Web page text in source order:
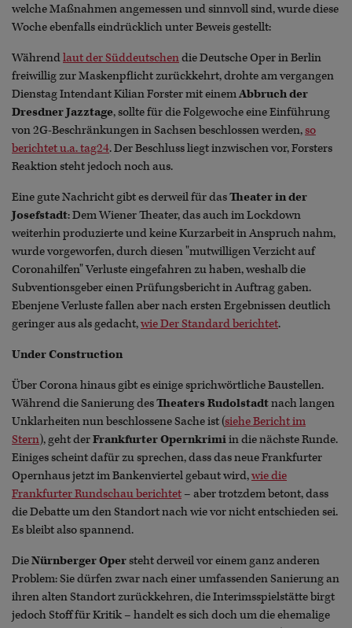
welche Maßnahmen angemessen und sinnvoll sind, wurde diese
Woche ebenfalls eindrücklich unter Beweis gestellt:
Währendlaut der Süddeutschendie Deutsche Oper in Berlin
freiwillig zur Maskenpflicht zurückkehrt, drohte am vergangen
Dienstag Intendant Kilian Forster mit einemAbbruch der
Dresdner Jazztage, sollte für die Folgewoche eine Einführung
von 2G-Beschränkungen in Sachsen beschlossen werden,so
berichtet u.a. tag24. Der Beschluss liegt inzwischen vor, Forsters
Reaktion steht jedoch noch aus.
Eine gute Nachricht gibt es derweil für dasTheater in der
Josefstadt: Dem Wiener Theater, das auch im Lockdown
weiterhin produzierte und keine Kurzarbeit in Anspruch nahm,
wurde vorgeworfen, durch diesen "mutwilligen Verzicht auf
Coronahilfen" Verluste eingefahren zu haben, weshalb die
Subventionsgeber einen Prüfungsbericht in Auftrag gaben.
Ebenjene Verluste fallen aber nach ersten Ergebnissen deutlich
geringer aus als gedacht,wie Der Standard berichtet.
Under Construction
Über Corona hinaus gibt es einige sprichwörtliche Baustellen.
Während die Sanierung desTheaters Rudolstadtnach langen
Unklarheiten nun beschlossene Sache ist (siehe Bericht im
Stern), geht derFrankfurter Opernkrimiin die nächste Runde.
Einiges scheint dafür zu sprechen, dass das neue Frankfurter
Opernhaus jetzt im Bankenviertel gebaut wird,wie die
Frankfurter Rundschau berichtet – aber trotzdem betont, dass
die Debatte um den Standort nach wie vor nicht entschieden sei.
Es bleibt also spannend.
DieNürnberger Opersteht derweil vor einem ganz anderen
Problem: Sie dürfen zwar nach einer umfassenden Sanierung an
ihren alten Standort zurückkehren, die Interimsspielstätte birgt
jedoch Stoff für Kritik – handelt es sich doch um die ehemalige